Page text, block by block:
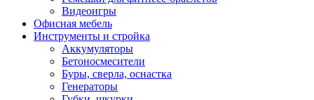
Видеоигры
Офисная мебель
Инструменты и стройка
Аккумуляторы
Бетоносмесители
Буры, сверла, оснастка
Генераторы